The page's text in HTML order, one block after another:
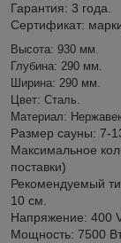
Гарантия: 3 года.
Сертификат:
Высота: 930 мм.
Глубина: 290 мм.
Ширина: 290 мм.
Цвет: Сталь.
Материал:
Размер сауны: 7-
Максимальное
поставки)
Рекомендуемый
10 см.
Напряжение: 400
Мощность: 7500